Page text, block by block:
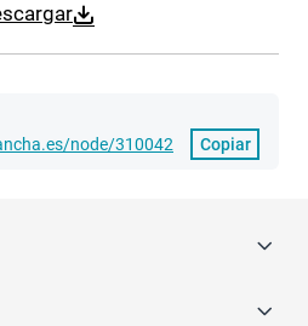
node/310042
Copiar